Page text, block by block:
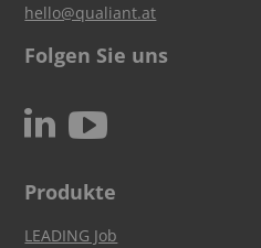
hello@qualiant.at
Folgen Sie uns
N c
Produkte
LEADING Job